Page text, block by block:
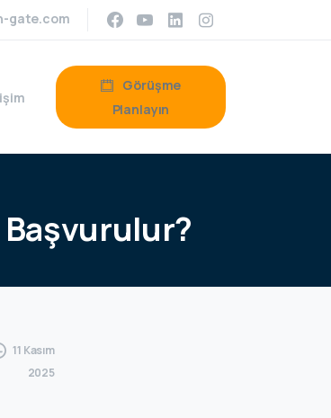
gate.com
Görüşme
Planlayın
Başvurulur?
11 Kasım
2025